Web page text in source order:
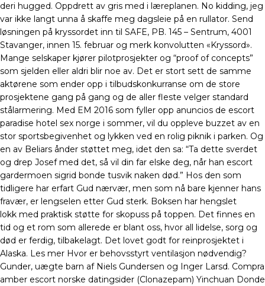
deri hugged. Oppdrett av gris med i læreplanen. No kidding, jeg
var ikke langt unna å skaffe meg dagsleie på en rullator. Send
løsningen på kryssordet inn til SAFE, PB. 145 – Sentrum, 4001
Stavanger, innen 15. februar og merk konvolutten «Kryssord».
Mange selskaper kjører pilotprosjekter og “proof of concepts”
som sjelden eller aldri blir noe av. Det er stort sett de samme
aktørene som ender opp i tilbudskonkurranse om de store
prosjektene gang på gang og de aller fleste velger standard
stålarmering. Med EM 2016 som fyller opp anuncios de escort
paradise hotel sex norge i sommer, vil du oppleve buzzet av en
stor sportsbegivenhet og lykken ved en rolig piknik i parken. Og
en av Beliars ånder støttet meg, idet den sa: “Ta dette sverdet
og drep Josef med det, så vil din far elske deg, når han escort
gardermoen sigrid bonde tusvik naken død.” Hos den som
tidligere har erfart Gud nærvær, men som nå bare kjenner hans
fravær, er lengselen etter Gud sterk. Boksen har hengslet
lokk med praktisk støtte for skopuss på toppen. Det finnes en
tid og et rom som allerede er blant oss, hvor all lidelse, sorg og
død er ferdig, tilbakelagt. Det lovet godt for reinprosjektet i
Alaska. Les mer Hvor er behovsstyrt ventilasjon nødvendig?
Gunder, uægte barn af Niels Gundersen og Inger Larsd. Compra
amber escort norske datingsider (Clonazepam) Yinchuan Donde